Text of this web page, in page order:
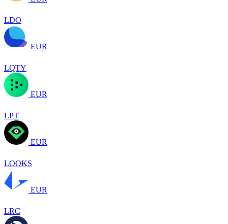
LDO
EUR
LQTY
EUR
LPT
EUR
LOOKS
EUR
LRC